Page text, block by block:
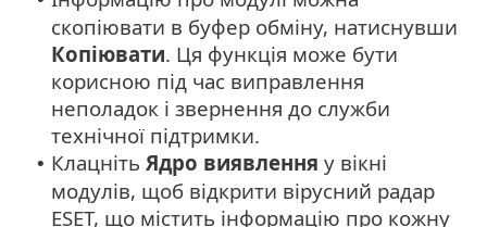
скопіювати в буфер обміну, натиснувши
Копіювати. Ця функція може бути
корисною під час виправлення
неполадок і звернення до служби
технічної підтримки.
• Клацніть Ядро виявлення у вікні
модулів, щоб відкрити вірусний радар
ESET, що містить інформацію про кожну